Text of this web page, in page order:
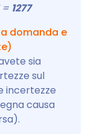
= 1277
domanda e
sia
sul
incertezze
causa